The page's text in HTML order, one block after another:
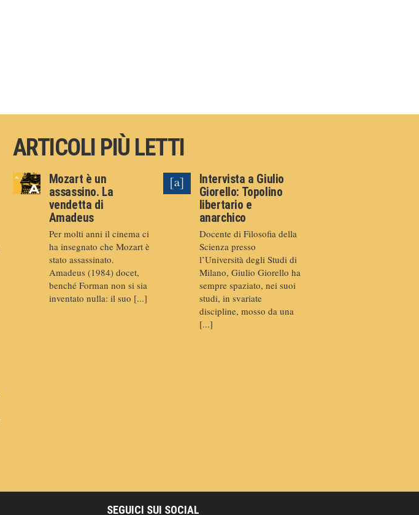
ARTICOLI PIÙ LETTI
Mozart è un
assassino. La
vendetta di
Amadeus
Per molti anni il cinema ci
ha insegnato che Mozart è
stato assassinato.
Amadeus (1984) docet,
benché Forman non si sia
inventato nulla: il suo [...]
Intervista a Giulio
Giorello: Topolino
libertario e
anarchico
Docente di Filosofia della
Scienza presso
l’Università degli Studi di
Milano, Giulio Giorello ha
sempre spaziato, nei suoi
studi, in svariate
discipline, mosso da una
[...]
SEGUICI SUI SOCIAL